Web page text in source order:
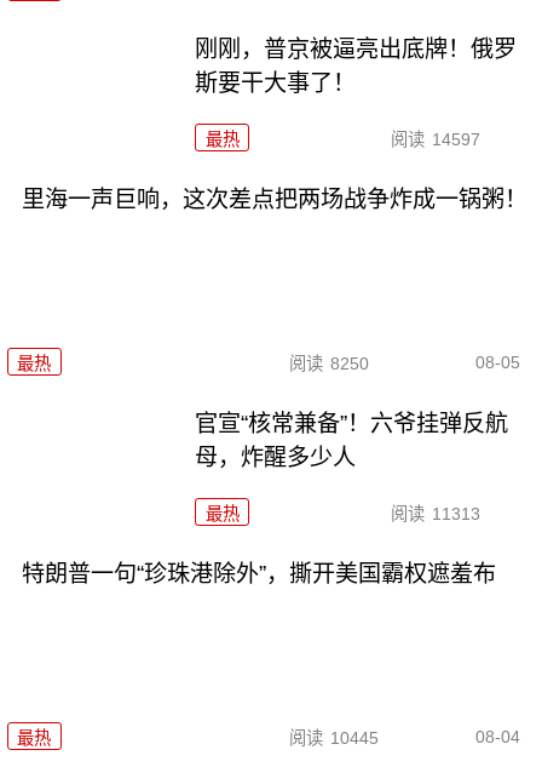
刚刚，普京被逼亮出底牌！俄罗
斯要干大事了！
最热 阅读 14597
里海一声巨响，这次差点把两场战争炸成一锅粥！
最热 阅读 8250 08-05
官宣“核常兼备”！六爷挂弹反航
母，炸醒多少人
最热 阅读 11313
特朗普一句“珍珠港除外”，撕开美国霸权遮羞布
最热 阅读 10445 08-04